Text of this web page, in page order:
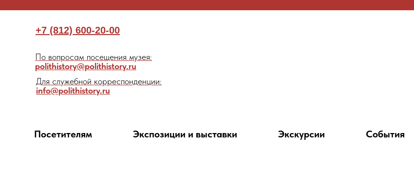
+7 (812) 600-20-00
По вопросам посещения музея:
polithistory@polithistory.ru
Для служебной корреспонденции:
info@polithistory.ru
Посетителям Экспозиции и выставки Экскурсии События